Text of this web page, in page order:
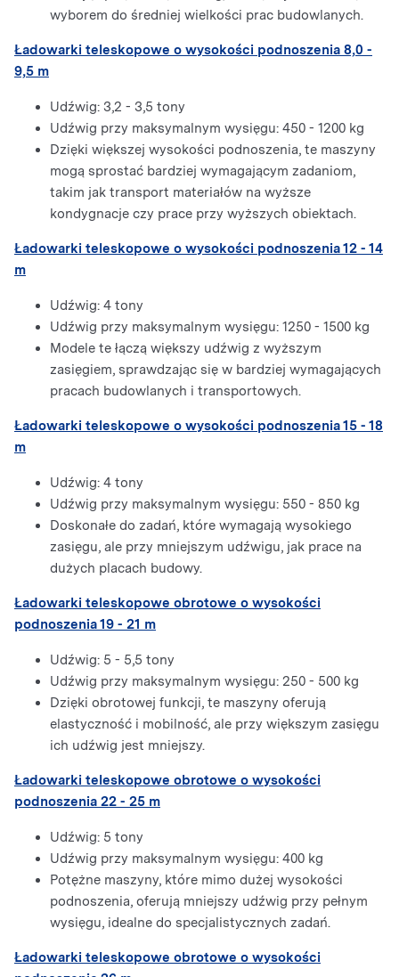
wyborem do średniej wielkości prac budowlanych.
Ładowarki teleskopowe o wysokości podnoszenia 8,0 -
9,5 m
Udźwig: 3,2 - 3,5 tony
Udźwig przy maksymalnym wysięgu: 450 - 1200 kg
Dzięki większej wysokości podnoszenia, te maszyny
mogą sprostać bardziej wymagającym zadaniom,
takim jak transport materiałów na wyższe
kondygnacje czy prace przy wyższych obiektach.
Ładowarki teleskopowe o wysokości podnoszenia 12 - 14
m
Udźwig: 4 tony
Udźwig przy maksymalnym wysięgu: 1250 - 1500 kg
Modele te łączą większy udźwig z wyższym
zasięgiem, sprawdzając się w bardziej wymagających
pracach budowlanych i transportowych.
Ładowarki teleskopowe o wysokości podnoszenia 15 - 18
m
Udźwig: 4 tony
Udźwig przy maksymalnym wysięgu: 550 - 850 kg
Doskonałe do zadań, które wymagają wysokiego
zasięgu, ale przy mniejszym udźwigu, jak prace na
dużych placach budowy.
Ładowarki teleskopowe obrotowe o wysokości
podnoszenia 19 - 21 m
Udźwig: 5 - 5,5 tony
Udźwig przy maksymalnym wysięgu: 250 - 500 kg
Dzięki obrotowej funkcji, te maszyny oferują
elastyczność i mobilność, ale przy większym zasięgu
ich udźwig jest mniejszy.
Ładowarki teleskopowe obrotowe o wysokości
podnoszenia 22 - 25 m
Udźwig: 5 tony
Udźwig przy maksymalnym wysięgu: 400 kg
Potężne maszyny, które mimo dużej wysokości
podnoszenia, oferują mniejszy udźwig przy pełnym
wysięgu, idealne do specjalistycznych zadań.
Ładowarki teleskopowe obrotowe o wysokości